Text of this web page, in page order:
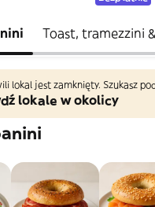
Toast, tramezzini
lokal jest zamknięty. Szukasz
lokale w okolicy